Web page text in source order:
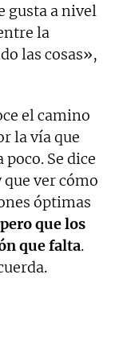
gusta a nivel
la
las cosas»,
el camino
la vía que
Se dice
ver cómo
óptimas
que los
que falta.